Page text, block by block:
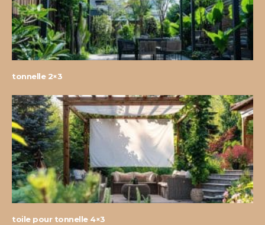
tonnelle 2×3
toile pour tonnelle 4×3